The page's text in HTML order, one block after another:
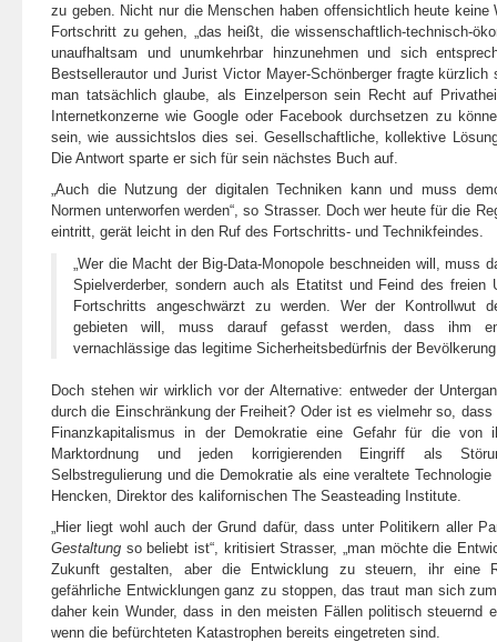
zu geben. Nicht nur die Menschen haben offensichtlich heute keine
Fortschritt zu gehen, „das heißt, die wissenschaftlich-technisch-
unaufhaltsam und unumkehrbar hinzunehmen und sich
Bestsellerautor und Jurist Victor Mayer-Schönberger fragte
man tatsächlich glaube, als Einzelperson sein Recht auf
Internetkonzerne wie Google oder Facebook durchsetzen zu
sein, wie aussichtslos dies sei. Gesellschaftliche, kollektive
Die Antwort sparte er sich für sein nächstes Buch auf.
„Auch die Nutzung der digitalen Techniken kann und muss
Normen unterworfen werden“, so Strasser. Doch wer heute für die
eintritt, gerät leicht in den Ruf des Fortschritts- und Technikfeindes.
„Wer die Macht der Big-Data-Monopole beschneiden will, muss
Spielverderber, sondern auch als Etatitst und Feind des freien
Fortschritts angeschwärzt zu werden. Wer der Kontrollwut
gebieten will, muss darauf gefasst werden, dass ihm
vernachlässige das legitime Sicherheitsbedürfnis der
Doch stehen wir wirklich vor der Alternative: entweder der
durch die Einschränkung der Freiheit? Oder ist es vielmehr so,
Finanzkapitalismus in der Demokratie eine Gefahr für die von
Marktordnung und jeden korrigierenden Eingriff als
Selbstregulierung und die Demokratie als eine veraltete
Hencken, Direktor des kalifornischen The Seasteading Institute.
„Hier liegt wohl auch der Grund dafür, dass unter Politikern aller
Gestaltung so beliebt ist“, kritisiert Strasser, „man möchte die
Zukunft gestalten, aber die Entwicklung zu steuern, ihr eine
gefährliche Entwicklungen ganz zu stoppen, das traut man sich
daher kein Wunder, dass in den meisten Fällen politisch steuernd
wenn die befürchteten Katastrophen bereits eingetreten sind.